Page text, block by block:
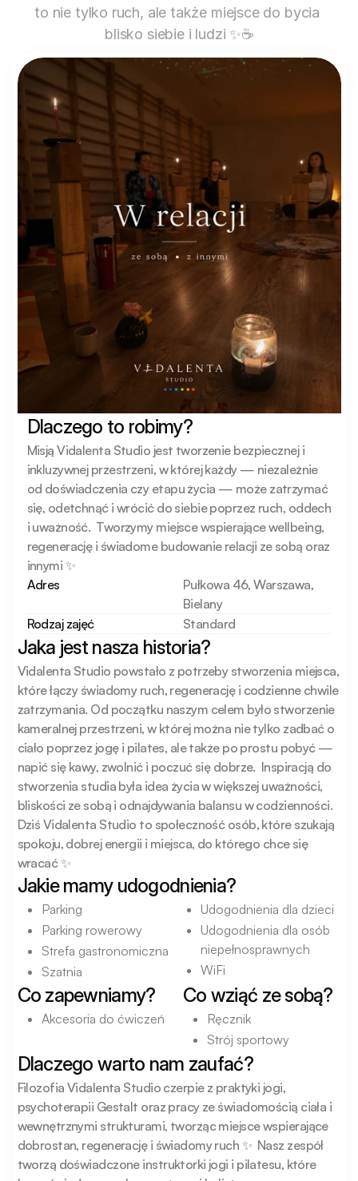
to nie tylko ruch, ale także miejsce do bycia
blisko siebie i ludzi ✨☕️
Dlaczego to robimy?
Misją Vidalenta Studio jest tworzenie bezpiecznej i
inkluzywnej przestrzeni, w której każdy — niezależnie
od doświadczenia czy etapu życia — może zatrzymać
się, odetchnąć i wrócić do siebie poprzez ruch, oddech
i uważność.  Tworzymy miejsce wspierające wellbeing,
regenerację i świadome budowanie relacji ze sobą oraz
innymi ✨
Adres
Pułkowa 46, Warszawa,
Bielany
Rodzaj zajęć
Standard
Jaka jest nasza historia?
Vidalenta Studio powstało z potrzeby stworzenia miejsca,
które łączy świadomy ruch, regenerację i codzienne chwile
zatrzymania. Od początku naszym celem było stworzenie
kameralnej przestrzeni, w której można nie tylko zadbać o
ciało poprzez jogę i pilates, ale także po prostu pobyć —
napić się kawy, zwolnić i poczuć się dobrze.  Inspiracją do
stworzenia studia była idea życia w większej uważności,
bliskości ze sobą i odnajdywania balansu w codzienności.
Dziś Vidalenta Studio to społeczność osób, które szukają
spokoju, dobrej energii i miejsca, do którego chce się
wracać ✨
Jakie mamy udogodnienia?
Parking
Parking rowerowy
Strefa gastronomiczna
Szatnia
Udogodnienia dla dzieci
Udogodnienia dla osób
niepełnosprawnych
WiFi
Co zapewniamy?
Akcesoria do ćwiczeń
Co wziąć ze sobą?
Ręcznik
Strój sportowy
Dlaczego warto nam zaufać?
Filozofia Vidalenta Studio czerpie z praktyki jogi,
psychoterapii Gestalt oraz pracy ze świadomością ciała i
wewnętrznymi strukturami, tworząc miejsce wspierające
dobrostan, regenerację i świadomy ruch ✨  Nasz zespół
tworzą doświadczone instruktorki jogi i pilatesu, które